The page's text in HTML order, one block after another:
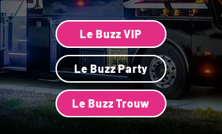
Le Buzz VIP
Le Buzz Party
Le Buzz Trouw